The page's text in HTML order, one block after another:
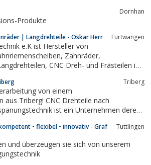
Dornhan
Produkte
| Langdrehteile - Oskar Herr Furtwangen
e.K ist Hersteller von
Triberg
von einem
aus Triberg! CNC Drehteile nach
ist ein Unternehmen deren
• flexibel • innovativ - Graf
Tuttlingen
und überzeugen sie sich von unserem